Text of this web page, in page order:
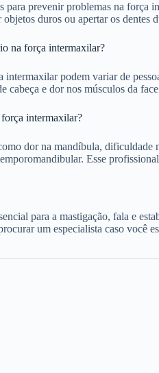
para prevenir problemas na
duros ou apertar os dentes
na força intermaxilar?
podem variar de
cabeça e dor nos músculos da
intermaxilar?
dor na mandíbula,
Esse
para a mastigação, fala e
um especialista caso você